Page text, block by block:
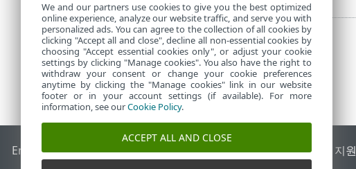
End of LifeESET 지식 베이스ESET 포럼ESET Status Portal국가별 지원
We and our partners use cookies to give you the best optimized
online experience, analyze our website traffic, and serve you with
personalized ads. You can agree to the collection of all cookies by
clicking "Accept all and close", decline all non-essential cookies by
choosing "Accept essential cookies only", or adjust your cookie
settings by clicking "Manage cookies". You also have the right to
withdraw your consent or change your cookie preferences
anytime by clicking the "Manage cookies" link in our website
footer or in your account settings (if available). For more
information, see ourCookie Policy.
ACCEPT ALL AND CLOSE